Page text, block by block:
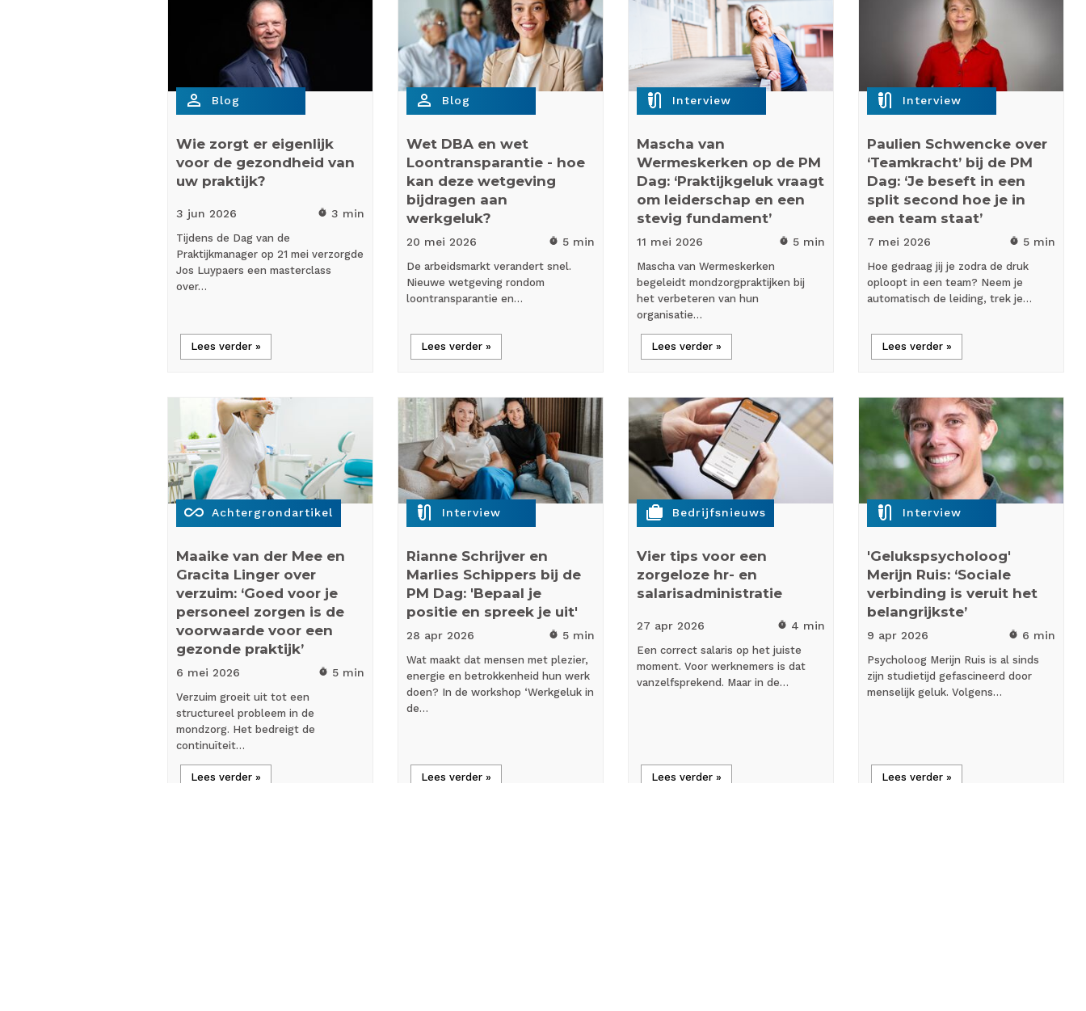
person_outline Blog
Wie zorgt er eigenlijk
voor de gezondheid van
uw praktijk?
3 jun 2026 timer 3 min
Tijdens de Dag van de
Praktijkmanager op 21 mei verzorgde
Jos Luypaers een masterclass
over…
Lees verder »
person_outline Blog
Wet DBA en wet
Loontransparantie - hoe
kan deze wetgeving
bijdragen aan
werkgeluk?
20 mei 2026 timer 5 min
De arbeidsmarkt verandert snel.
Nieuwe wetgeving rondom
loontransparantie en…
Lees verder »
mic_external_on Interview
Mascha van
Wermeskerken op de PM
Dag: ‘Praktijkgeluk vraagt
om leiderschap en een
stevig fundament’
11 mei 2026 timer 5 min
Mascha van Wermeskerken
begeleidt mondzorgpraktijken bij
het verbeteren van hun
organisatie…
Lees verder »
mic_external_on Interview
Paulien Schwencke over
‘Teamkracht’ bij de PM
Dag: ‘Je beseft in een
split second hoe je in
een team staat’
7 mei 2026 timer 5 min
Hoe gedraag jij je zodra de druk
oploopt in een team? Neem je
automatisch de leiding, trek je…
Lees verder »
all_inclusive Achtergrondartikel
Maaike van der Mee en
Gracita Linger over
verzuim: ‘Goed voor je
personeel zorgen is de
voorwaarde voor een
gezonde praktijk’
6 mei 2026 timer 5 min
Verzuim groeit uit tot een
structureel probleem in de
mondzorg. Het bedreigt de
continuïteit…
Lees verder »
mic_external_on Interview
Rianne Schrijver en
Marlies Schippers bij de
PM Dag: 'Bepaal je
positie en spreek je uit'
28 apr 2026 timer 5 min
Wat maakt dat mensen met plezier,
energie en betrokkenheid hun werk
doen? In de workshop ‘Werkgeluk in
de…
Lees verder »
cases Bedrijfsnieuws
Vier tips voor een
zorgeloze hr- en
salarisadministratie
27 apr 2026 timer 4 min
Een correct salaris op het juiste
moment. Voor werknemers is dat
vanzelfsprekend. Maar in de…
Lees verder »
mic_external_on Interview
'Gelukspsycholoog'
Merijn Ruis: ‘Sociale
verbinding is veruit het
belangrijkste’
9 apr 2026 timer 6 min
Psycholoog Merijn Ruis is al sinds
zijn studietijd gefascineerd door
menselijk geluk. Volgens…
Lees verder »